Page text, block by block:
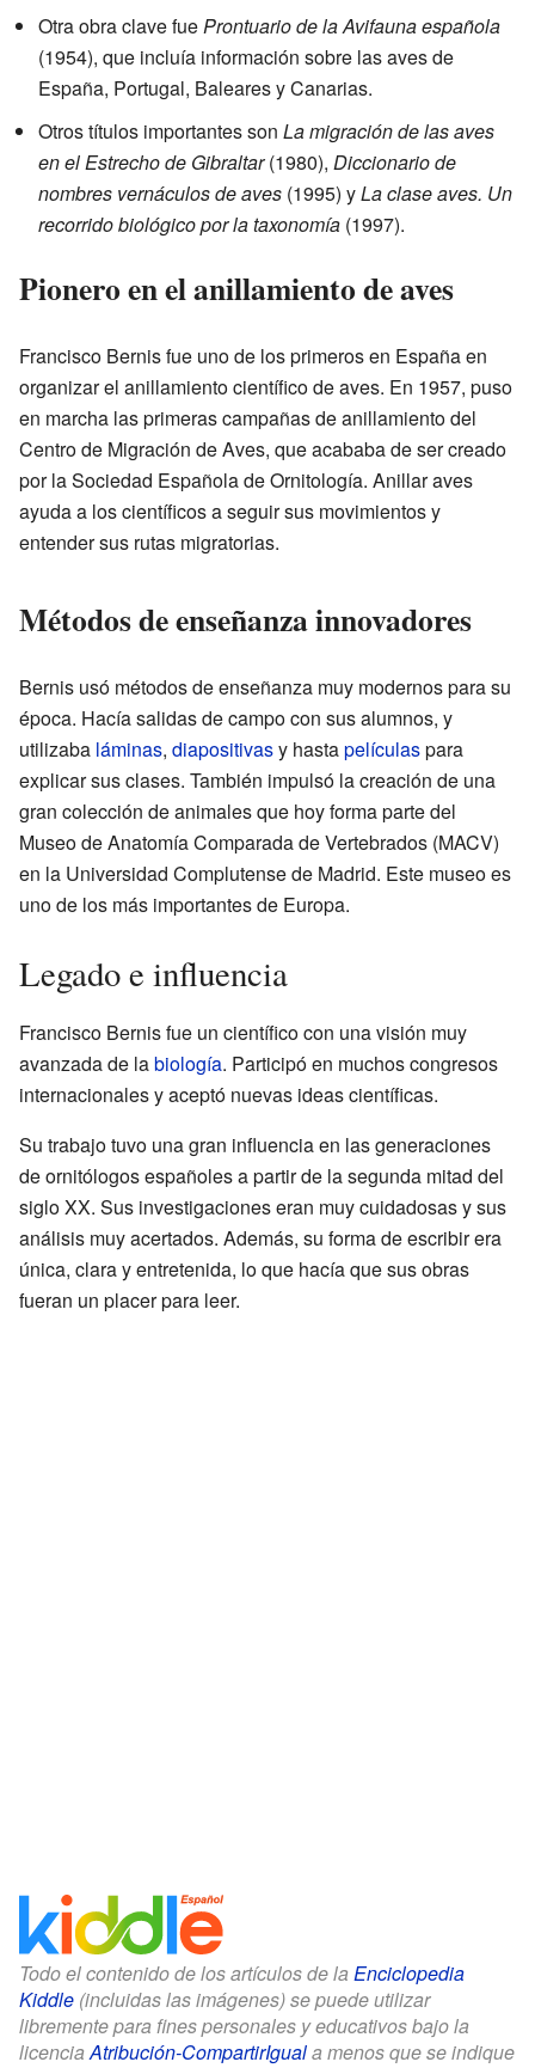
Otra obra clave fueProntuario de la Avifauna española
(1954), que incluía información sobre las aves de
España, Portugal, Baleares y Canarias.
Otros títulos importantes son La migración de las aves
en el Estrecho de Gibraltar(1980), Diccionario de
nombres vernáculos de aves (1995) yLa clase aves. Un
recorrido biológico por la taxonomía (1997).
Pionero en el anillamiento de aves
Francisco Bernis fue uno de los primeros en España en
organizar el anillamiento científico de aves. En 1957, puso
en marcha las primeras campañas de anillamiento del
Centro de Migración de Aves, que acababa de ser creado
por la Sociedad Española de Ornitología. Anillar aves
ayuda a los científicos a seguir sus movimientos y
entender sus rutas migratorias.
Métodos de enseñanza innovadores
Bernis usó métodos de enseñanza muy modernos para su
época. Hacía salidas de campo con sus alumnos, y
utilizaba láminas, diapositivasy hastapelículaspara
explicar sus clases. También impulsó la creación de una
gran colección de animales que hoy forma parte del
Museo de Anatomía Comparada de Vertebrados (MACV)
en la Universidad Complutense de Madrid. Este museo es
uno de los más importantes de Europa.
Legado e influencia
Francisco Bernis fue un científico con una visión muy
avanzada de labiología. Participó en muchos congresos
internacionales y aceptó nuevas ideas científicas.
Su trabajo tuvo una gran influencia en las generaciones
de ornitólogos españoles a partir de la segunda mitad del
siglo XX. Sus investigaciones eran muy cuidadosas y sus
análisis muy acertados. Además, su forma de escribir era
única, clara y entretenida, lo que hacía que sus obras
fueran un placer para leer.
Todo el contenido de los artículos de la Enciclopedia
Kiddle (incluidas las imágenes) se puede utilizar
libremente para fines personales y educativos bajo la
licenciaAtribución-CompartirIguala menos que se indique